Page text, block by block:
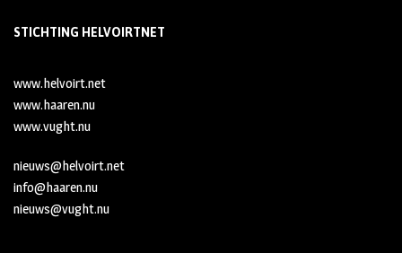
STICHTING HELVOIRTNET
www.helvoirt.net
www.haaren.nu
www.vught.nu
nieuws@helvoirt.net
info@haaren.nu
nieuws@vught.nu